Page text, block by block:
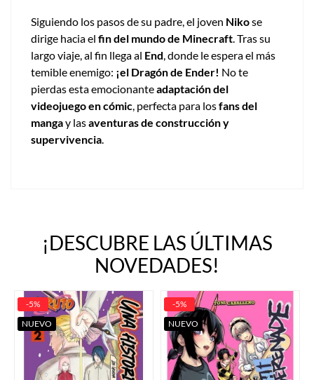
Siguiendo los pasos de su padre, el joven Nikose
dirige hacia el fin del mundo de Minecraft. Tras su
largo viaje, al fin llega al End, donde le espera el más
temible enemigo: ¡el Dragón de Ender! No te
pierdas esta emocionanteadaptación del
videojuego en cómic, perfecta para losfans del
mangay lasaventuras de construcción y
supervivencia.
¡DESCUBRE LAS ÚLTIMAS
NOVEDADES!
-5%
NUEVO
-5%
NUEVO